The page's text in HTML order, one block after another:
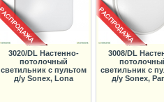
3020/DL Настенно-
потолочный
светильник с пультом
д/у Sonex, Lona
3008/DL
светильник с
д/у Sonex,